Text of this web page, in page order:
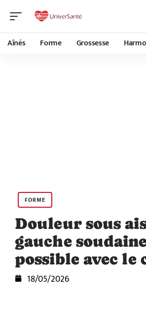
Aînés Forme Grossesse
FORME
Douleur sous
gauche
possible avec le
18/05/2026